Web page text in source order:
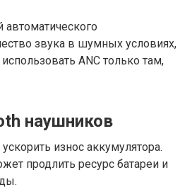
звука в шумных условиях,
ANC только там,
наушников
износ аккумулятора.
продлить ресурс батареи и